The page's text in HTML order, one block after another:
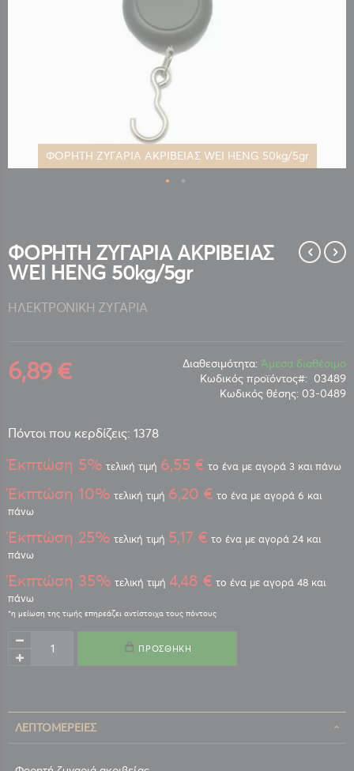
ΦΟΡΗΤΗ ΖΥΓΑΡΙΑ ΑΚΡΙΒΕΙΑΣ WEI HENG 50kg/5gr
της
συλλογής
εικόνων
ΦΟΡΗΤΗ ΖΥΓΑΡΙΑ ΑΚΡΙΒΕΙΑΣ
WEI HENG 50kg/5gr
ΗΛΕΚΤΡΟΝΙΚΗ ΖΥΓΑΡΙΑ
6,89 € Διαθεσιμότητα: Άμεσα διαθέσιμο
Κωδικός προϊόντος
03489
Κωδικός θέσης: 03-0489
Πόντοι που κερδίζεις: 1378
Έκπτώση 5% τελική τιμή 6,55 € το ένα με αγορά 3 και πάνω
Έκπτώση 10% τελική τιμή 6,20 € το ένα με αγορά 6 και
πάνω
Έκπτώση 25% τελική τιμή 5,17 € το ένα με αγορά 24 και
πάνω
Έκπτώση 35% τελική τιμή 4,48 € το ένα με αγορά 48 και
πάνω
ΠΡΟΣΘΉΚΗ
ΛΕΠΤΟΜΈΡΕΙΕΣ